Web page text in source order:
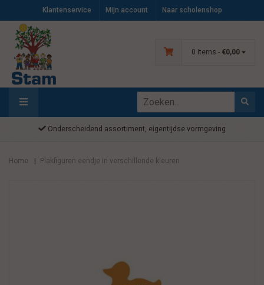
Klantenservice Mijn account Naar scholenshop
0 items - €0,00
Onderscheidend assortiment, eigentijdse vormgeving
Home Plakfiguren eendje in verschillende kleuren